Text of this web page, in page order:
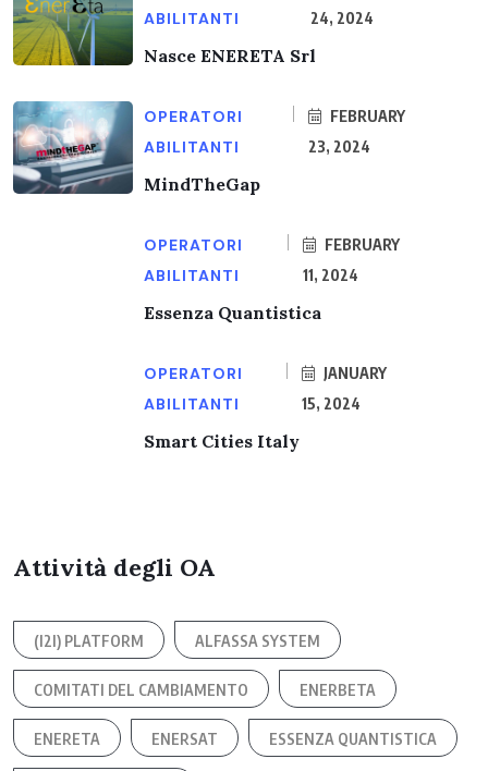
ABILITANTI
24, 2024
Nasce ENERETA Srl
OPERATORI
ABILITANTI
FEBRUARY
23, 2024
MindTheGap
OPERATORI
ABILITANTI
FEBRUARY
11, 2024
Essenza Quantistica
OPERATORI
ABILITANTI
JANUARY
15, 2024
Smart Cities Italy
Attività degli OA
(I2I) PLATFORM ALFASSA SYSTEM
COMITATI DEL CAMBIAMENTO ENERBETA
ENERETA ENERSAT ESSENZA QUANTISTICA